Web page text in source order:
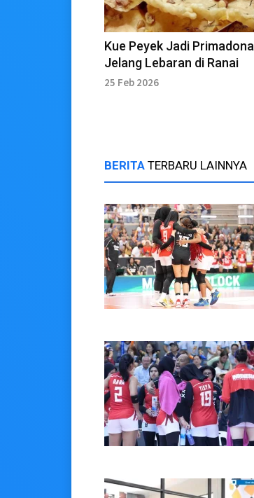
Kue Peyek Jadi Primadona
Jelang Lebaran di Ranai
25 Feb 2026
BERITA TERBARU LAINNYA